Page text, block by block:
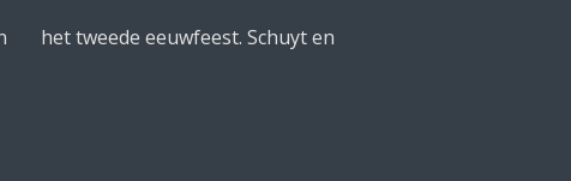
het tweede eeuwfeest. Schuyt en